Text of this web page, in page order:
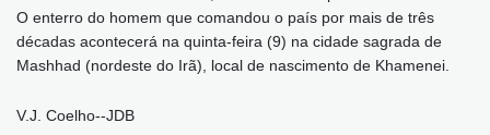
O enterro do homem que comandou o país por mais de três
décadas acontecerá na quinta-feira (9) na cidade sagrada de
Mashhad (nordeste do Irã), local de nascimento de Khamenei.
V.J. Coelho--JDB